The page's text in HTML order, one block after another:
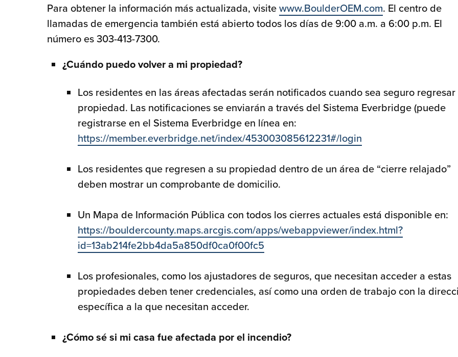
Para obtener la información más actualizada, visitewww.BoulderOEM.com. El centro de
llamadas de emergencia también está abierto todos los días de 9:00 a.m. a 6:00 p.m. El
número es 303-413-7300.
¿Cuándo puedo volver a mi propiedad?
Los residentes en las áreas afectadas serán notificados cuando sea seguro regresar
propiedad. Las notificaciones se enviarán a través del Sistema Everbridge (puede
registrarse en el Sistema Everbridge en línea en:
https://member.everbridge.net/index/453003085612231#/login
Los residentes que regresen a su propiedad dentro de un área de “cierre relajado”
deben mostrar un comprobante de domicilio.
Un Mapa de Información Pública con todos los cierres actuales está disponible en:
https://bouldercounty.maps.arcgis.com/apps/webappviewer/index.html?
id=13ab214fe2bb4da5a850df0ca0f00fc5
Los profesionales, como los ajustadores de seguros, que necesitan acceder a estas
propiedades deben tener credenciales, así como una orden de trabajo con la
específica a la que necesitan acceder.
¿Cómo sé si mi casa fue afectada por el incendio?